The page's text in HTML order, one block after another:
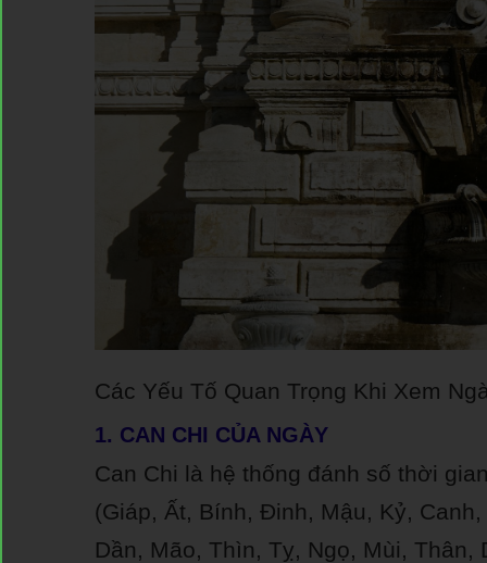
Các Yếu Tố Quan Trọng Khi Xem
1. CAN CHI CỦA NGÀY
Can Chi là hệ thống đánh số thời
(Giáp, Ất, Bính, Đinh, Mậu, Kỷ,
Dần, Mão, Thìn, Tỵ, Ngọ, Mùi,